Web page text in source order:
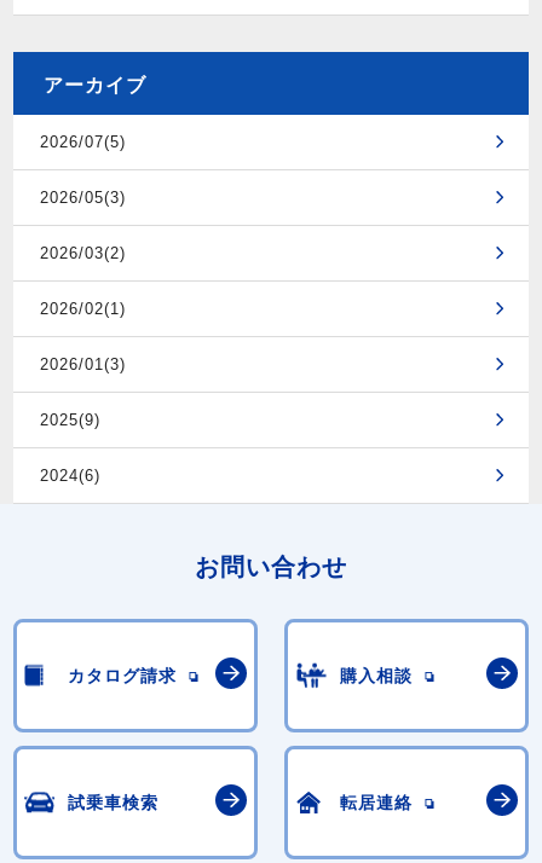
アーカイブ
2026/07(5)
2026/05(3)
2026/03(2)
2026/02(1)
2026/01(3)
2025(9)
2024(6)
お問い合わせ
カタログ請求 購入相談
試乗車検索 転居連絡